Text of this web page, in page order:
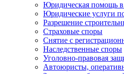
Юридическая помощь в
Юридические услуги
Разрешение
Страховые споры
Снятие с
Наследственные споры
Уголовно-правовая
Автоюристы,